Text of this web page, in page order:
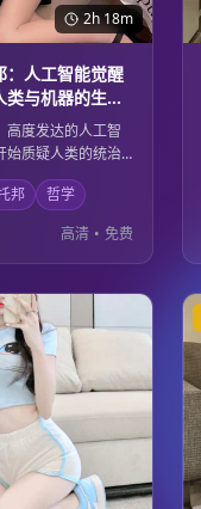
2h 18m
：人工智能觉醒
类与机器的生存
高度发达的人工智
始质疑人类的统治
器之间展开了一场
在这个过程中，
考生命的意义和存
的哲学思辨与精彩
结合。
邦
哲学
高清 • 免费